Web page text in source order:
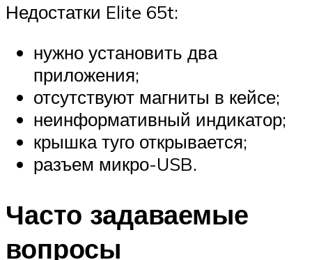
Недостатки Elite 65t:
нужно установить два
приложения;
отсутствуют магниты в кейсе;
неинформативный индикатор;
крышка туго открывается;
разъем микро-USB.
Часто задаваемые
вопросы